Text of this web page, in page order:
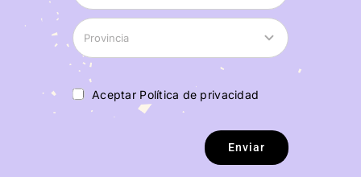
Aceptar Política de privacidad
Enviar